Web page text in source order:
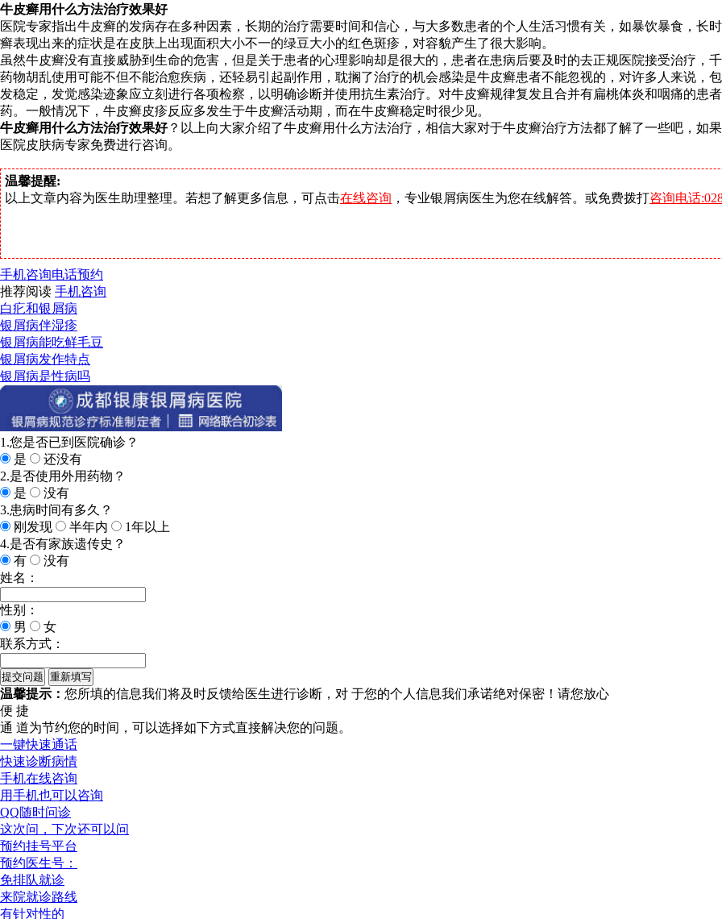
牛皮癣用什么方法治疗效果好
医院专家指出牛皮癣的发病存在多种因素，长期的治疗需要时间和信心，与大多数患者的个人生活习惯有关，如暴饮暴食，长
癣表现出来的症状是在皮肤上出现面积大小不一的绿豆大小的红色斑疹，对容貌产生了很大影响。
虽然牛皮癣没有直接威胁到生命的危害，但是关于患者的心理影响却是很大的，患者在患病后要及时的去正规医院接受治疗，
药物胡乱使用可能不但不能治愈疾病，还轻易引起副作用，耽搁了治疗的机会感染是牛皮癣患者不能忽视的，对许多人来说，
发稳定，发觉感染迹象应立刻进行各项检察，以明确诊断并使用抗生素治疗。对牛皮癣规律复发且合并有扁桃体炎和咽痛的患
药。一般情况下，牛皮癣皮疹反应多发生于牛皮癣活动期，而在牛皮癣稳定时很少见。
牛皮癣用什么方法治疗效果好？以上向大家介绍了牛皮癣用什么方法治疗，相信大家对于牛皮癣治疗方法都了解了一些吧，如
医院皮肤病专家免费进行咨询。
温馨提醒:
以上文章内容为医生助理整理。若想了解更多信息，可点击在线咨询 ，专业银屑病医生为您在线解答。或免费拨打咨询电话
手机咨询电话预约
推荐阅读 手机咨询
白疕和银屑病
银屑病伴湿疹
银屑病能吃鲜毛豆
银屑病发作特点
银屑病是性病吗
1.您是否已到医院确诊？
是
还没有
2.是否使用外用药物？
是
没有
3.患病时间有多久？
刚发现
半年内
1年以上
4.是否有家族遗传史？
有
没有
姓名：
性别：
男
女
联系方式：
温馨提示： 您所填的信息我们将及时反馈给医生进行诊断，对 于您的个人信息我们承诺绝对保密！请您放心
便 捷
通 道为节约您的时间，可以选择如下方式直接解决您的问题。
一键快速通话
快速诊断病情
手机在线咨询
用手机也可以咨询
QQ随时问诊
这次问，下次还可以问
预约挂号平台
预约医生号：
免排队就诊
来院就诊路线
有针对性的